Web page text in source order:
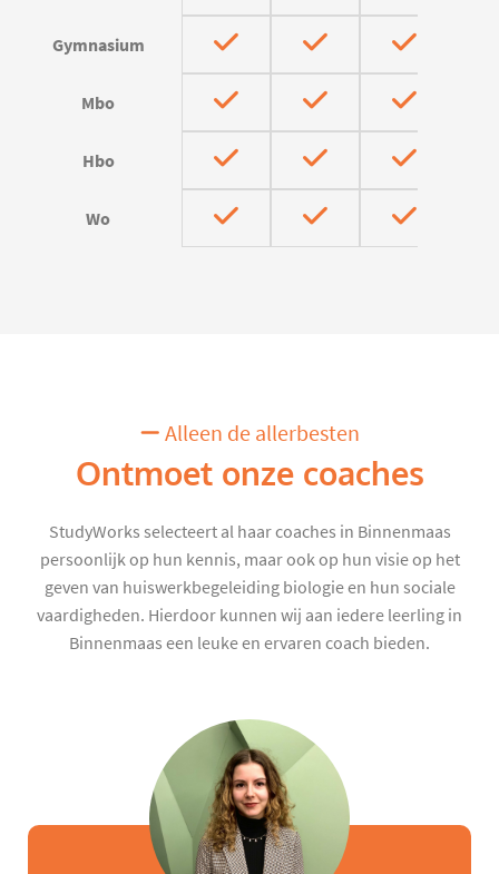
Gymnasium
Mbo
Hbo
Wo
Alleen de allerbesten
Ontmoet onze coaches
StudyWorks selecteert al haar coaches in Binnenmaas
persoonlijk op hun kennis, maar ook op hun visie op het
geven van huiswerkbegeleiding biologie en hun sociale
vaardigheden. Hierdoor kunnen wij aan iedere leerling in
Binnenmaas een leuke en ervaren coach bieden.